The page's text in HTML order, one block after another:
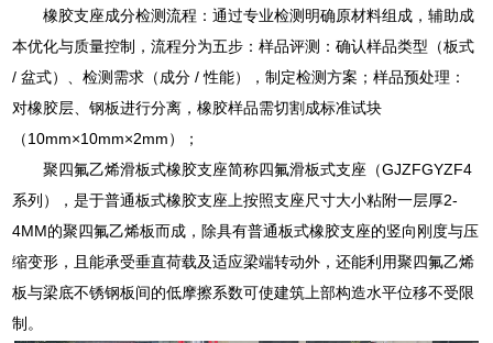
橡胶支座成分检测流程：通过专业检测明确原材料组成，辅助成
本优化与质量控制，流程分为五步：样品评测：确认样品类型（板式
/ 盆式）、检测需求（成分 / 性能），制定检测方案；样品预处理：
对橡胶层、钢板进行分离，橡胶样品需切割成标准试块
（10mm×10mm×2mm）；
聚四氟乙烯滑板式橡胶支座简称四氟滑板式支座（GJZFGYZF4
系列），是于普通板式橡胶支座上按照支座尺寸大小粘附一层厚2-
4MM的聚四氟乙烯板而成，除具有普通板式橡胶支座的竖向刚度与压
缩变形，且能承受垂直荷载及适应梁端转动外，还能利用聚四氟乙烯
板与梁底不锈钢板间的低摩擦系数可使建筑上部构造水平位移不受限
制。